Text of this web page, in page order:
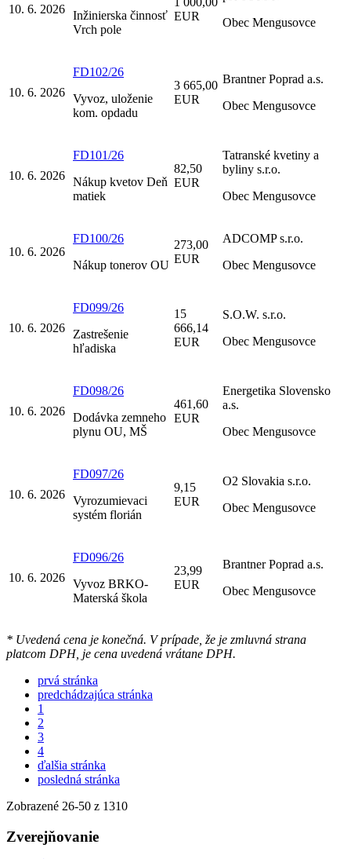
10. 6. 2026 Inžinierska činnosť
Vrch pole
EUR
Obec Mengusovce
10. 6. 2026
FD102/26
Vyvoz, uloženie
kom. opdadu
3 665,00
EUR
Brantner Poprad a.s.
Obec Mengusovce
10. 6. 2026
FD101/26
Nákup kvetov Deň
matiek
82,50
EUR
Tatranské kvetiny a
byliny s.r.o.
Obec Mengusovce
10. 6. 2026
FD100/26
Nákup tonerov OU
273,00
EUR
ADCOMP s.r.o.
Obec Mengusovce
10. 6. 2026
FD099/26
Zastrešenie
hľadiska
15
666,14
EUR
S.O.W. s.r.o.
Obec Mengusovce
10. 6. 2026
FD098/26
Dodávka zemneho
plynu OU, MŠ
461,60
EUR
Energetika Slovensko
a.s.
Obec Mengusovce
10. 6. 2026
FD097/26
Vyrozumievaci
systém florián
9,15
EUR
O2 Slovakia s.r.o.
Obec Mengusovce
10. 6. 2026
FD096/26
Vyvoz BRKO-
Materská škola
23,99
EUR
Brantner Poprad a.s.
Obec Mengusovce
* Uvedená cena je konečná. V prípade, že je zmluvná strana
platcom DPH, je cena uvedená vrátane DPH.
prvá stránka
predchádzajúca stránka
1
2
3
4
ďalšia stránka
posledná stránka
Zobrazené 26-50 z 1310
Zverejňovanie